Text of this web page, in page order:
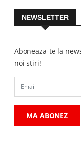
NEWSLETTER
Aboneaza-te la
noi stiri!
MA ABONEZ